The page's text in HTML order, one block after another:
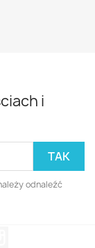
i
odnaleźć